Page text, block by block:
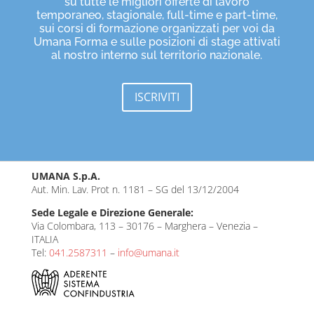
temporaneo, stagionale, full-time e part-time,
sui corsi di formazione organizzati per voi da
Umana Forma e sulle posizioni di stage attivati
al nostro interno sul territorio nazionale.
ISCRIVITI
UMANA S.p.A.
Aut. Min. Lav. Prot n. 1181 – SG del 13/12/2004
Sede Legale e Direzione Generale:
Via Colombara, 113 – 30176 – Marghera – Venezia –
ITALIA
Tel: 041.2587311 – info@umana.it